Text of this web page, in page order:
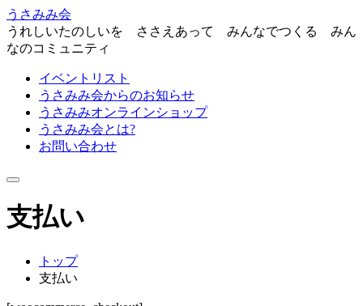
うさみみ会
うれしいたのしいを ささえあって みんなでつくる みん
なのコミュニティ
イベントリスト
うさみみ会からのお知らせ
うさみみオンラインショップ
うさみみ会とは?
お問い合わせ
ナ
ビ
ゲ
ー
切
支払い
トップ
支払い